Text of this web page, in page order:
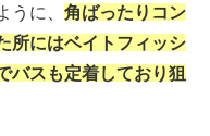
うに、 角ばったりコン
所にはベイトフィッシ
バスも定着しており狙